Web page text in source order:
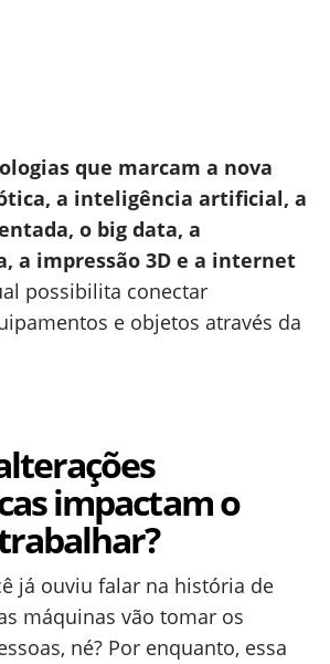
que marcam a nova
a inteligência artificial, a
o big data, a
a impressão 3D e a internet
possibilita conectar
e objetos através da
impactam o
já ouviu falar na história de
máquinas vão tomar os
né? Por enquanto, essa